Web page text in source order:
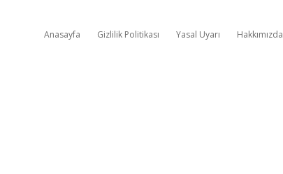
Anasayfa Gizlilik Politikası Yasal Uyarı Hakkımızda